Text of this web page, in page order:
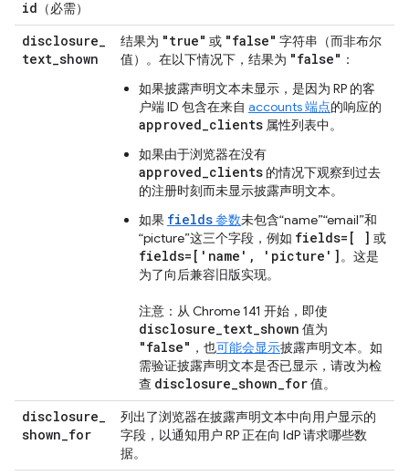
id （必需）
disclosure_
text_shown
结果为 "true" 或 "false" 字符串（而非布尔
值）。在以下情况下，结果为 "false" ：
如果披露声明文本未显示，是因为 RP 的客
户端 ID 包含在来自 accounts 端点的响应的
approved_clients 属性列表中。
如果由于浏览器在没有
approved_clients 的情况下观察到过去
的注册时刻而未显示披露声明文本。
如果 fields参数未包含“name”“email”和
“picture”这三个字段，例如 fields=[ ] 或
fields=['name', 'picture']。这是
为了向后兼容旧版实现。
注意：从 Chrome 141 开始，即使
disclosure_text_shown 值为
"false" ，也可能会显示披露声明文本。如
需验证披露声明文本是否已显示，请改为检
查 disclosure_shown_for值。
disclosure_
shown_for
列出了浏览器在披露声明文本中向用户显示的
字段，以通知用户 RP 正在向 IdP 请求哪些数
据。